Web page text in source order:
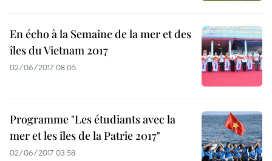
En écho à la Semaine de la mer et des
îles du Vietnam 2017
02/06/2017 08:05
Programme "Les étudiants avec la
mer et les îles de la Patrie 2017"
02/06/2017 03:58